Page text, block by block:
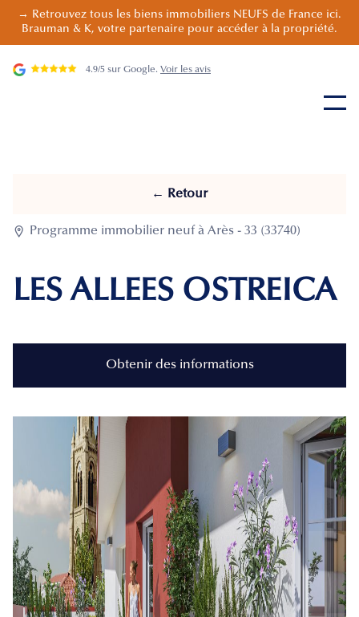
→ Retrouvez tous les biens immobiliers NEUFS de France ici.
Brauman & K, votre partenaire pour accéder à la propriété.
4.9/5 sur Google. Voir les avis
← Retour
 Programme immobilier neuf à Arès - 33 (33740)
LES ALLEES OSTREICA
Obtenir des informations